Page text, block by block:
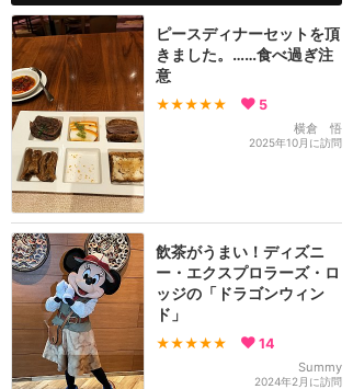
ピースディナーセットを頂
きました。……食べ過ぎ注
意
★★★★★ 5
横倉 悟
2025年10月に訪問
飲茶がうまい！ディズニ
ー・エクスプロラーズ・ロ
ッジの「ドラゴンウィン
ド」
★★★★★ 14
Summy
2024年2月に訪問